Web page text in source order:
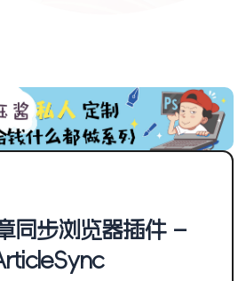
同步浏览器插件 –